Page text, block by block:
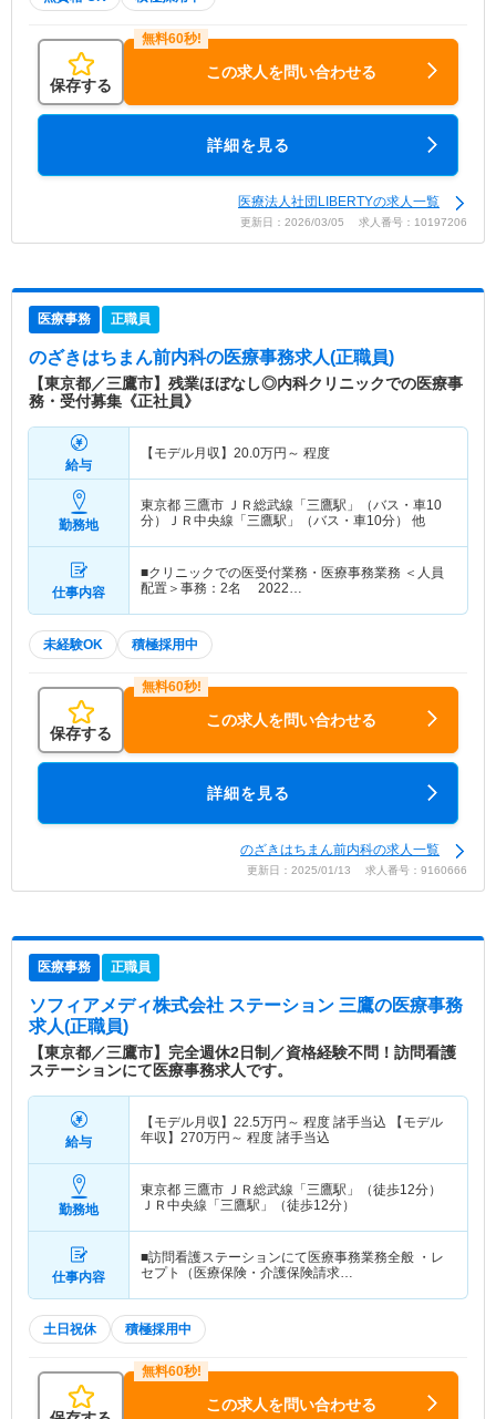
保存する
この求人を問い合わせる
詳細を見る
医療法人社団LIBERTYの求人一覧
更新日：2026/03/05 求人番号：10197206
医療事務 正職員
のざきはちまん前内科の医療事務求人(正職員)
【東京都／三鷹市】残業ほぼなし◎内科クリニックでの医療事
務・受付募集《正社員》
給与
【モデル月収】 20.0万円～ 程度
勤務地
東京都 三鷹市 ＪＲ総武線「三鷹駅」（バス・車10
分）ＪＲ中央線「三鷹駅」（バス・車10分） 他
仕事内容
■クリニックでの医受付業務・医療事務業務 ＜人員
配置＞事務：2名 2022…
未経験OK 積極採用中
保存する
この求人を問い合わせる
詳細を見る
のざきはちまん前内科の求人一覧
更新日：2025/01/13 求人番号：9160666
医療事務 正職員
ソフィアメディ株式会社 ステーション 三鷹の医療事務
求人(正職員)
【東京都／三鷹市】完全週休2日制／資格経験不問！訪問看護
ステーションにて医療事務求人です。
給与
【モデル月収】 22.5万円～ 程度 諸手当込 【モデル
年収】 270万円～ 程度 諸手当込
勤務地
東京都 三鷹市 ＪＲ総武線「三鷹駅」（徒歩12分）
ＪＲ中央線「三鷹駅」（徒歩12分）
仕事内容
■訪問看護ステーションにて医療事務業務全般 ・レ
セプト（医療保険・介護保険請求…
土日祝休 積極採用中
この求人を問い合わせる